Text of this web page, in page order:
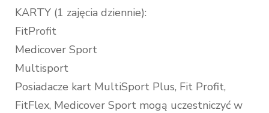
KARTY (1 zajęcia dziennie):
FitProfit
Medicover Sport
Multisport
Posiadacze kart MultiSport Plus, Fit Profit,
FitFlex, Medicover Sport mogą uczestniczyć w